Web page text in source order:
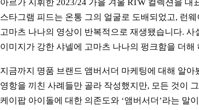
아르가 지휘한 2023/24 가을 겨울 RTW 컬렉션을
스타그램 피드는 온통 그의 얼굴로 도배되었고, 런
고마츠 나나의 영상이 반복적으로 재생됐습니다.
이미지가 강한 샤넬에 고마츠 나나의 펑크함을 더
지금까지 명품 브랜드 앰버서더 마케팅에 대해 알
영항을 끼친 사례들만 골라 작성했지만, 모든 것이
케이팝 아이돌에 대한 의존도와 ‘앰버서더’라는 말